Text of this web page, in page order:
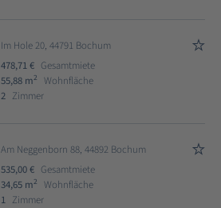
Im Hole 20, 44791 Bochum
478,71 € Gesamtmiete
55,88 m2
Wohnfläche
2 Zimmer
Am Neggenborn 88, 44892 Bochum
535,00 € Gesamtmiete
34,65 m2
Wohnfläche
1 Zimmer